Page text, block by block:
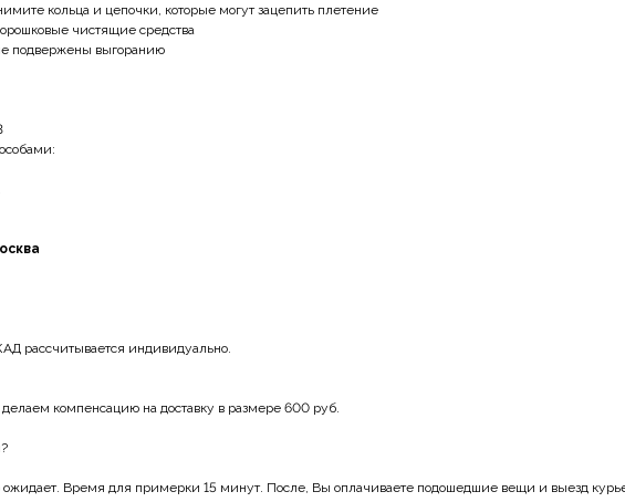
кольца и цепочки, которые могут зацепить плетение
чистящие средства
подвержены выгоранию
рассчитывается индивидуально.
компенсацию на доставку в размере 600 руб.
Время для примерки 15 минут. После, Вы оплачиваете подошедшие вещи и выезд
Скорее в Telegram!
бренда.